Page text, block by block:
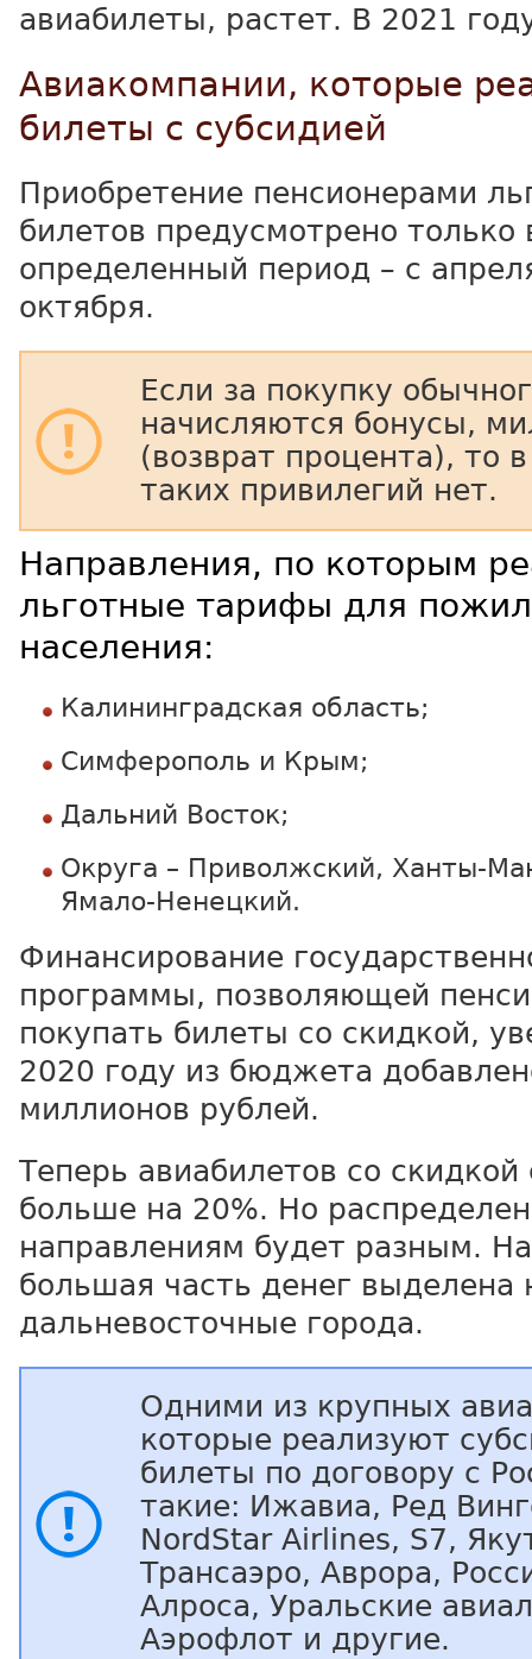
авиабилеты, растет. В 2021
Авиакомпании, которые
билеты с субсидией
Приобретение пенсионерами
билетов предусмотрено только
определенный период – с
октября.
Если за покупку
начисляются бонусы,
(возврат процента), то
таких привилегий нет.
Направления, по которым
льготные тарифы для
населения:
Калининградская область;
Симферополь и Крым;
Дальний Восток;
Округа – Приволжский, Ханты-
Ямало-Ненецкий.
Финансирование
программы, позволяющей
покупать билеты со скидкой,
2020 году из бюджета
миллионов рублей.
Теперь авиабилетов со скидкой
больше на 20%. Но
направлениям будет разным.
большая часть денег выделена
дальневосточные города.
Одними из крупных
которые реализуют
билеты по договору с
такие: Ижавиа, Ред
NordStar Airlines, S7,
Трансаэро, Аврора,
Алроса, Уральские
Аэрофлот и другие.